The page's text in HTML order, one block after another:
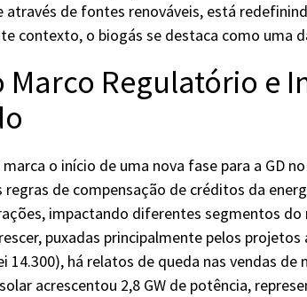
através de fontes renováveis, está
contexto, o biogás se destaca como uma
Marco Regulatório e
marca o início de uma nova fase para a GD
regras de compensação de créditos da
impactando diferentes segmentos do
puxadas principalmente pelos projetos
14.300), há relatos de queda nas vendas
acrescentou 2,8 GW de potência,